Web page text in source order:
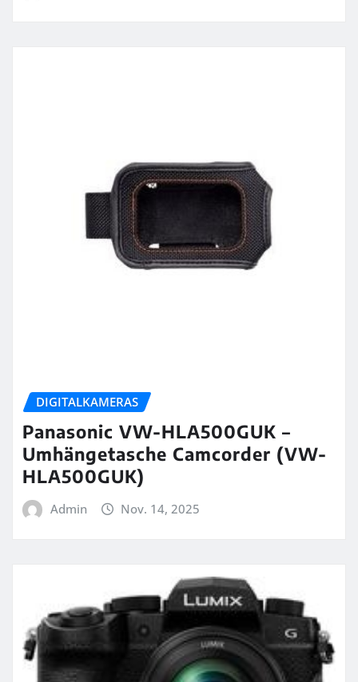
DIGITALKAMERAS
Panasonic VW-HLA500GUK –
Umhängetasche Camcorder (VW-
HLA500GUK)
Admin Nov. 14, 2025